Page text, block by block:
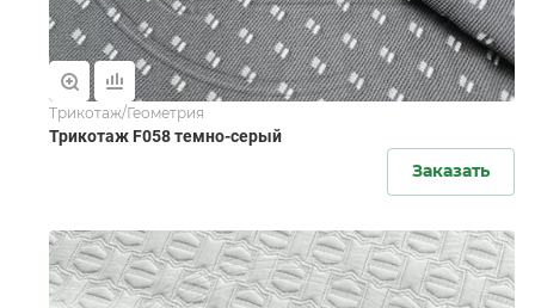
Трикотаж/Геометрия
Трикотаж F058 темно-серый
Заказать